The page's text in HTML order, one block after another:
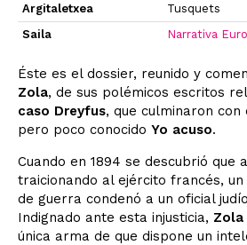
Argitaletxea
Tusquets
Saila
Narrativa
Éste es el dossier, reunido y
Zola, de sus polémicos escritos
caso Dreyfus, que culminaron
pero poco conocido Yo acuso.
Cuando en 1894 se descubrió que
traicionando al ejército francés,
de guerra condenó a un oficial
Indignado ante esta injusticia, Zola
única arma de que dispone un